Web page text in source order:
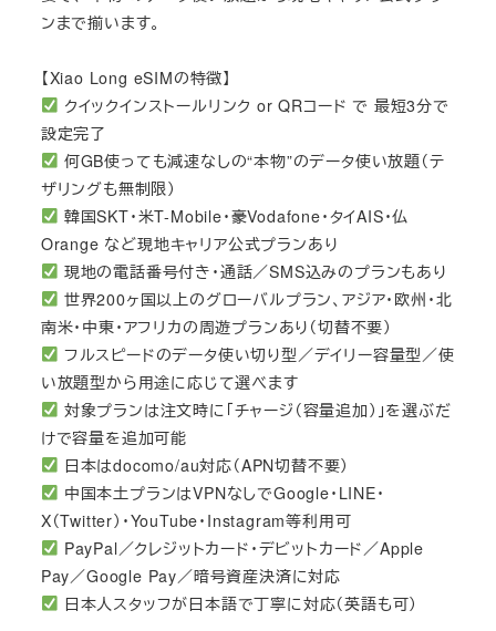
ンまで揃います。
【Xiao Long eSIMの特徴】
クイックインストールリンク or QRコード で 最短3分で
設定完了
何GB使っても減速なしの“本物”のデータ使い放題（テ
ザリングも無制限）
韓国SKT・米T-Mobile・豪Vodafone・タイAIS・仏
Orange など現地キャリア公式プランあり
現地の電話番号付き・通話／SMS込みのプランもあり
世界200ヶ国以上のグローバルプラン、アジア・欧州・北
南米・中東・アフリカの周遊プランあり（切替不要）
フルスピードのデータ使い切り型／デイリー容量型／使
い放題型から用途に応じて選べます
対象プランは注文時に「チャージ（容量追加）」を選ぶだ
けで容量を追加可能
日本はdocomo/au対応（APN切替不要）
中国本土プランはVPNなしでGoogle・LINE・
X（Twitter）・YouTube・Instagram等利用可
PayPal／クレジットカード・デビットカード／Apple
Pay／Google Pay／暗号資産決済に対応
日本人スタッフが日本語で丁寧に対応（英語も可）